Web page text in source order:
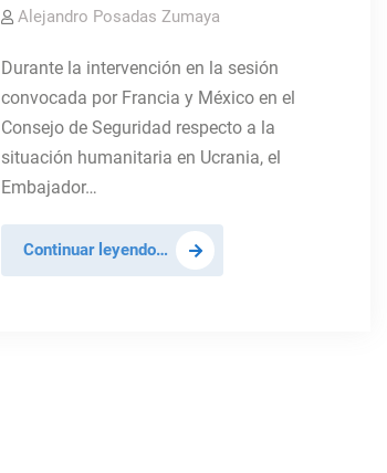
Alejandro Posadas Zumaya
Durante la intervención en la sesión
convocada por Francia y México en el
Consejo de Seguridad respecto a la
situación humanitaria en Ucrania, el
Embajador…
Continuar leyendo… Ya
son